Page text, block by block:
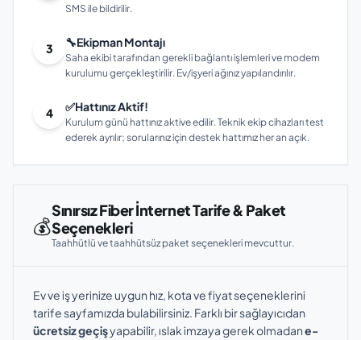
SMS ile bildirilir.
3 🔧Ekipman Montajı
Saha ekibi tarafından gerekli bağlantı işlemleri ve modem
kurulumu gerçekleştirilir. Ev/işyeri ağınız yapılandırılır.
4 ✅Hattınız Aktif!
Kurulum günü hattınız aktive edilir. Teknik ekip cihazları test
ederek ayrılır; sorularınız için destek hattımız her an açık.
💰
Sınırsız Fiber İnternet Tarife & Paket
Seçenekleri
Taahhütlü ve taahhütsüz paket seçenekleri mevcuttur.
Ev ve iş yerinize uygun hız, kota ve fiyat seçeneklerini
tarife sayfamızda bulabilirsiniz. Farklı bir sağlayıcıdan
ücretsiz geçişyapabilir, ıslak imzaya gerek olmadane-